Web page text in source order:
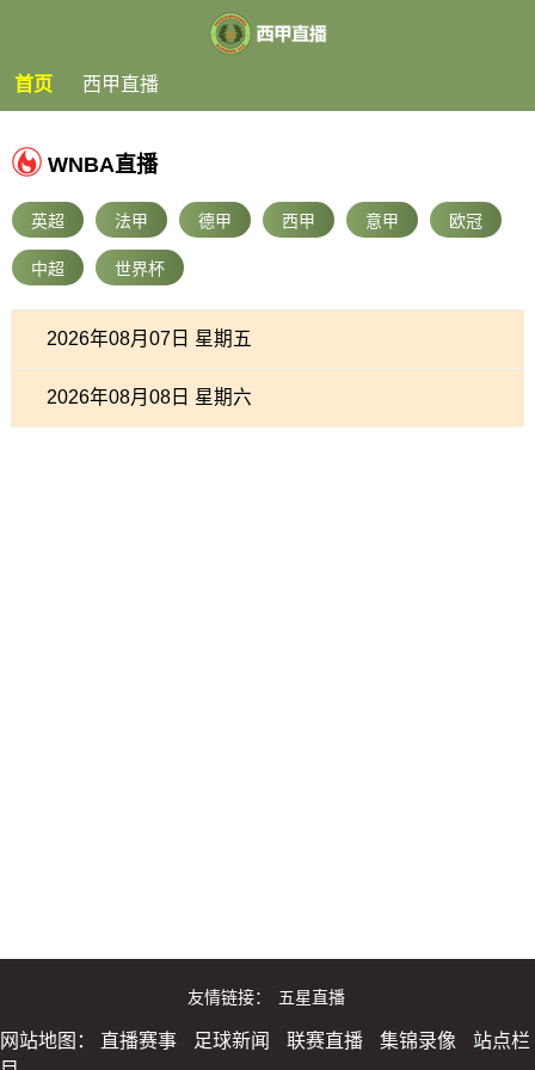
首页 西甲直播
WNBA直播
英超 法甲 德甲 西甲 意甲 欧冠
中超 世界杯
2026年08月07日 星期五
2026年08月08日 星期六
友情链接： 五星直播
网站地图： 直播赛事 足球新闻 联赛直播 集锦录像
站点栏